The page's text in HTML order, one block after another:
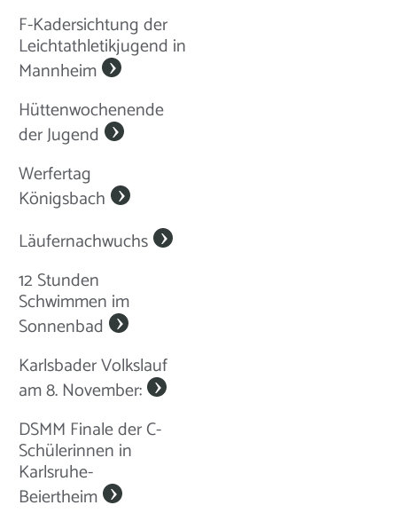
F-Kadersichtung der
Leichtathletikjugend in
Mannheim
Hüttenwochenende
der Jugend
Werfertag
Königsbach
Läufernachwuchs
12 Stunden
Schwimmen im
Sonnenbad
Karlsbader Volkslauf
am 8. November:
DSMM Finale der C-
Schülerinnen in
Karlsruhe-
Beiertheim